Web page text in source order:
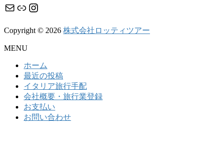
メール リンク Instagram
Copyright © 2026 株式会社ロッティツアー
MENU
ホーム
最近の投稿
イタリア旅行手配
会社概要・旅行業登録
お支払い
お問い合わせ